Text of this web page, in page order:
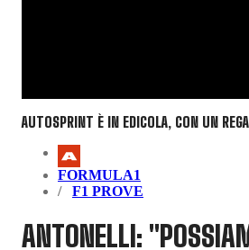
AUTOSPRINT È IN EDICOLA, CON UN
FORMULA1
F1 PROVE
ANTONELLI: